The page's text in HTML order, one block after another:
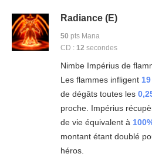
Radiance (E)
50 pts Mana
CD : 12secondes
Nimbe Impérius de
Les flammes infligent 19
de dégâts toutes les
proche. Impérius
de vie équivalent à
montant étant doublé
héros.